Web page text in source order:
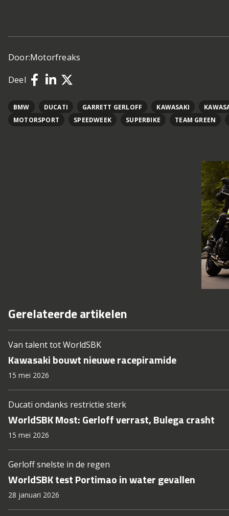
Door:Motorfreaks
Deel
BMW DUCATI GARRETT GERLOFF KAWASAKI
MOTORSPORT
SPEEDWEEK SUPERBIKE TEAM GREEN
Gerelateerde artikelen
Van talent tot WorldSBK
Kawasaki bouwt nieuwe racepiramide
15 mei 2026
Ducati ondanks restrictie sterk
WorldSBK Most: Gerloff verrast, Bulega crasht
15 mei 2026
Gerloff snelste in de regen
WorldSBK test Portimao in water gevallen
28 januari 2026